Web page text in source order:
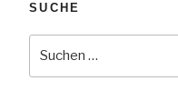
SUCHE